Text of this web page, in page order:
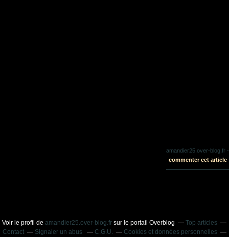
amandier25.over-blog.fr -
commenter cet article
Voir le profil deamandier25.over-blog.fr sur le portail Overblog
Top articles
Contact
Signaler un abus C.G.U.
Cookies et données personnelles